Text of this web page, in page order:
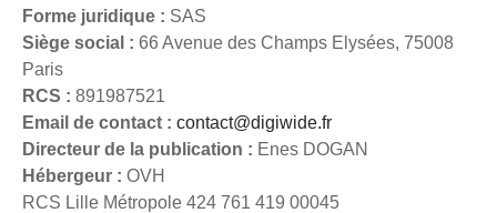
Forme juridique : SAS
Siège social : 66 Avenue des Champs Elysées, 75008
Paris
RCS : 891987521
Email de contact : contact@digiwide.fr
Directeur de la publication : Enes DOGAN
Hébergeur : OVH
RCS Lille Métropole 424 761 419 00045